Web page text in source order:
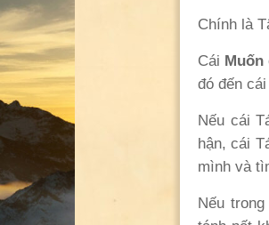
Chính là
Cái Muốn
đó đến
Nếu cái
hận, cái
mình và
Nếu